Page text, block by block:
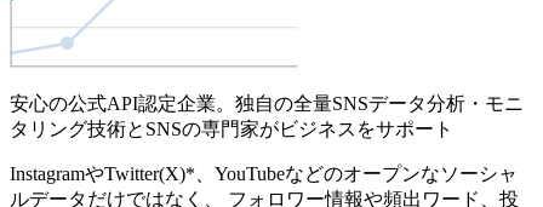
安心の公式API認定企業。独自の全量SNSデータ分析・モニ
タリング技術とSNSの専門家がビジネスをサポート
InstagramやTwitter(X)*、YouTubeなどのオープンなソーシャ
ルデータだけではなく、 フォロワー情報や頻出ワード、投